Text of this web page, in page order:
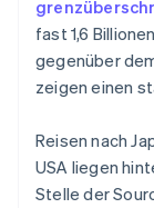
fast 1,6
gegenüber
zeigen einen
Reisen nach
USA liegen
Stelle der